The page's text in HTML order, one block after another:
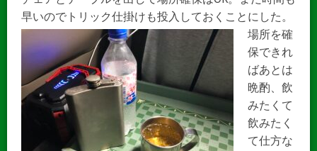
早いのでトリック仕掛けも投入しておくことにした。
場所を確
保できれ
ばあとは
晩酌、飲
みたくて
飲みたく
て仕方な